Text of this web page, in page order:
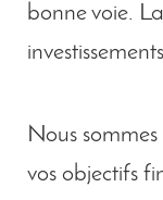
bonne voie.
Nous
vos objectifs